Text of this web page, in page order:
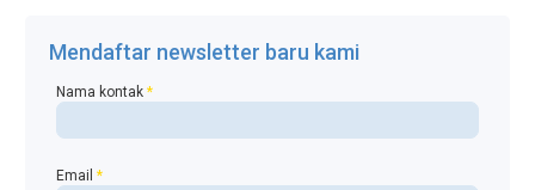
Mendaftar newsletter baru kami
Nama kontak*
Email*